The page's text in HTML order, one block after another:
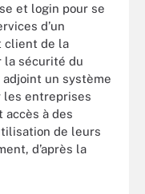
et login pour se
d’un
client de la
la sécurité du
adjoint un système
les entreprises
à des
de leurs
d’après la